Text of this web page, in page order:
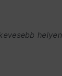
helyen